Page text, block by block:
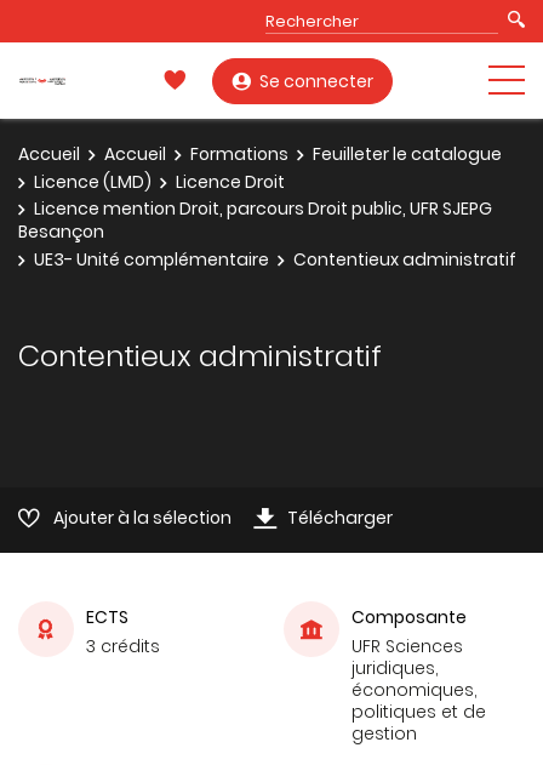
Se connecter
Accueil Accueil Formations
Feuilleter le catalogue
Licence (LMD)
Licence Droit
Licence mention Droit, parcours Droit public, UFR SJEPG
Besançon
UE3- Unité complémentaire
Contentieux administratif
Contentieux administratif
Ajouter à la sélection Télécharger
ECTS
3 crédits
Composante
UFR Sciences
juridiques,
économiques,
politiques et de
gestion